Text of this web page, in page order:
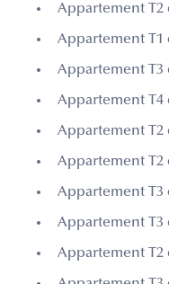
Appartement T2
Appartement T1
Appartement T3
Appartement T4
Appartement T2
Appartement T2
Appartement T3
Appartement T3
Appartement T2